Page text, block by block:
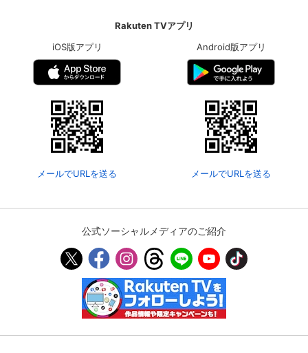
Rakuten TVアプリ
iOS版アプリ
メールでURLを送る
Android版アプリ
メールでURLを送る
公式ソーシャルメディアのご紹介